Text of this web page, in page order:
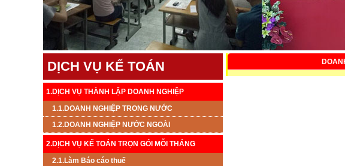
DỊCH VỤ KẾ TOÁN
1.DỊCH VỤ THÀNH LẬP DOANH NGHIỆP
1.1.DOANH NGHIỆP TRONG NƯỚC
1.2.DOANH NGHIỆP NƯỚC NGOÀI
2.DỊCH VỤ KẾ TOÁN TRỌN GÓI MỖI THÁNG
2.1.Làm Báo cáo thuế